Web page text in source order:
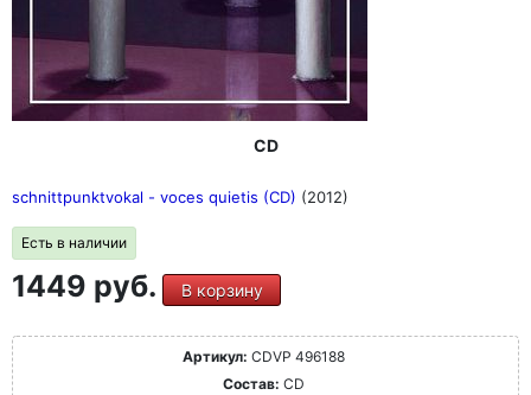
CD
schnittpunktvokal - voces quietis (CD) (2012)
Есть в наличии
1449 руб. В корзину
Артикул: CDVP 496188
Состав: CD